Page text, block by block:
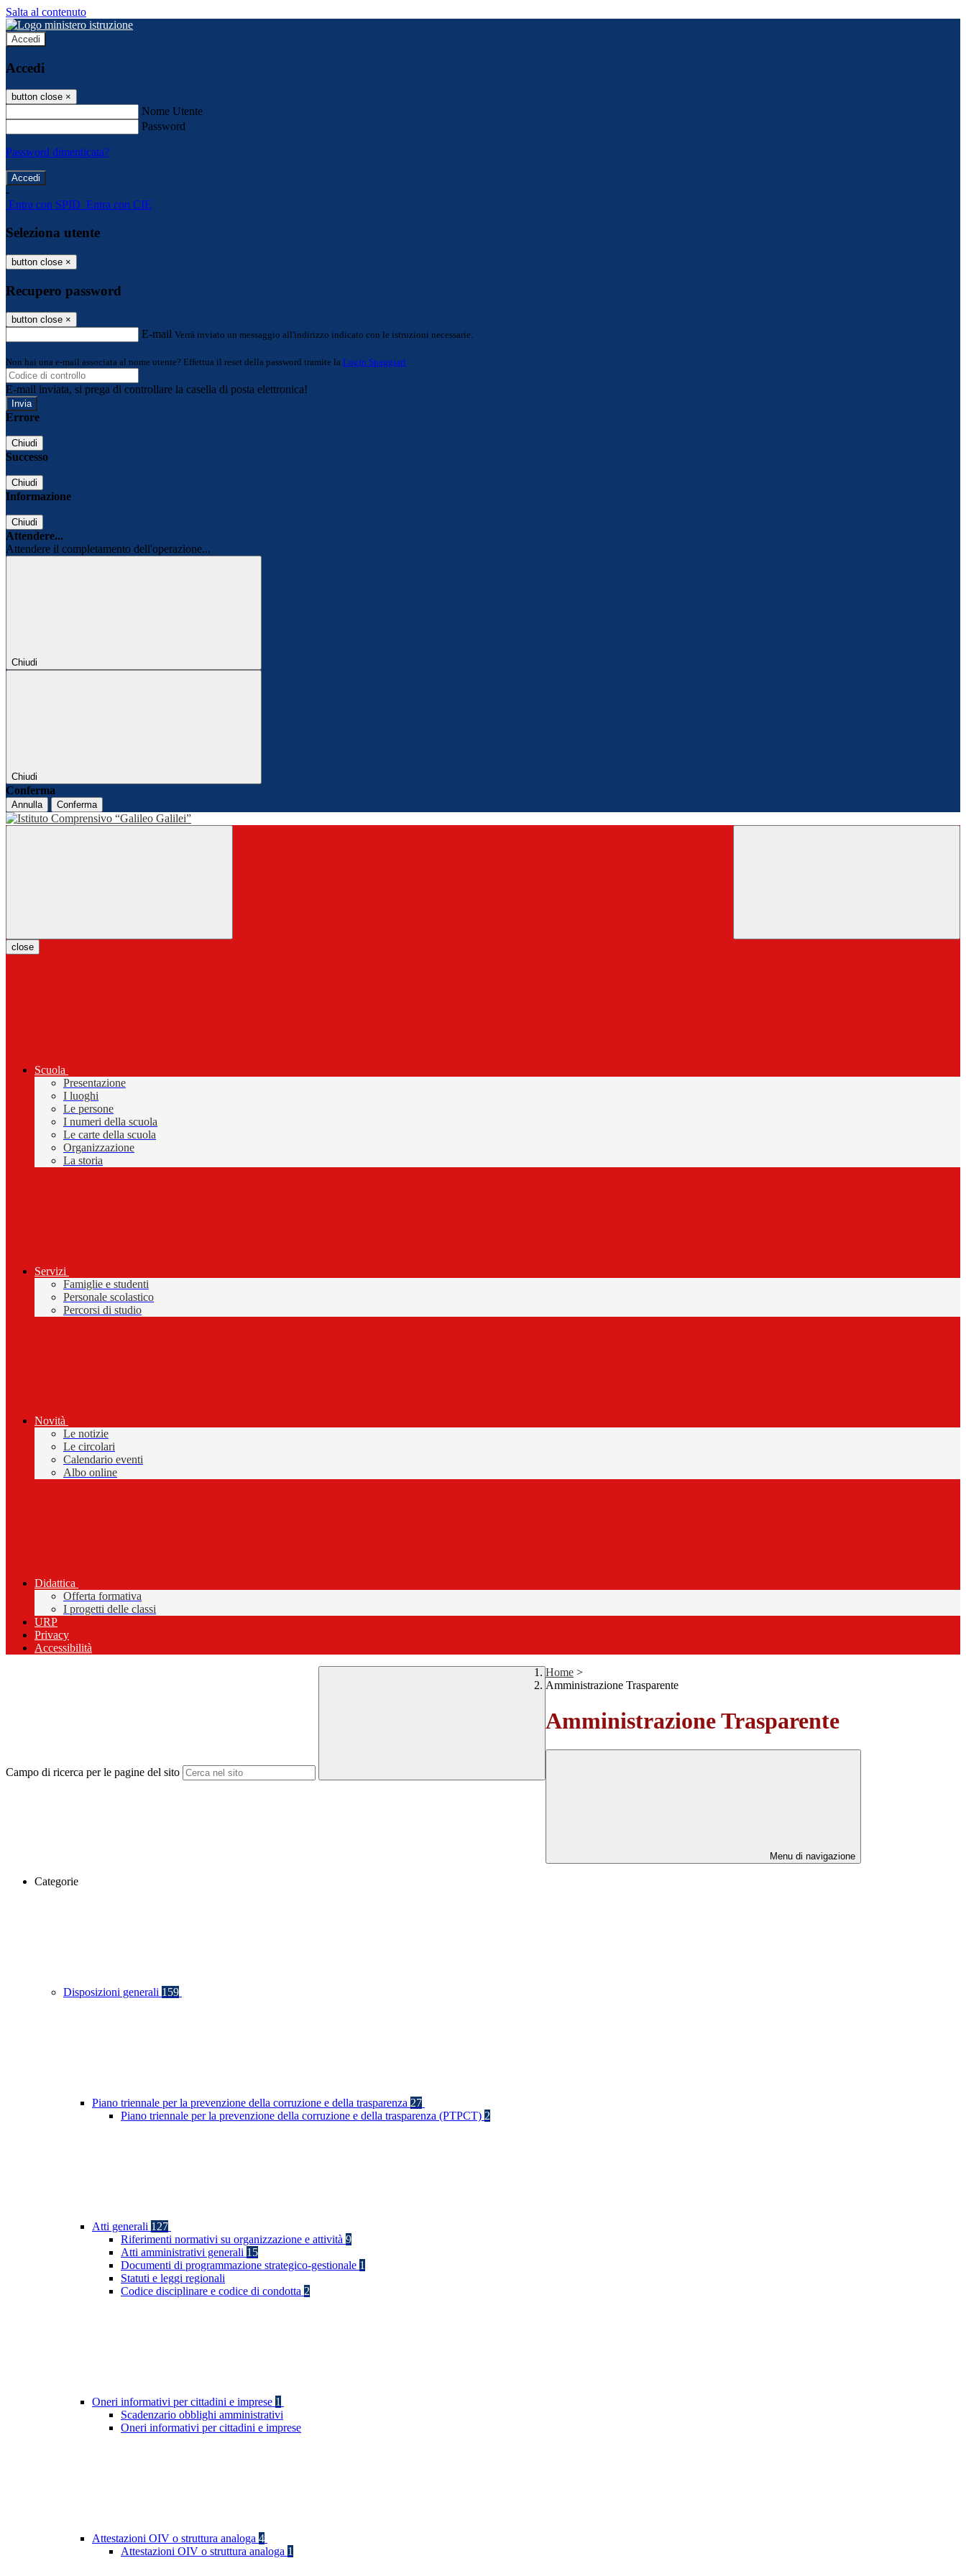
Salta al contenuto
Accedi
Accedi
button close ×
Nome Utente
Password
Password dimenticata?
-
Entra con SPID Entra con CIE
Seleziona utente
button close ×
Recupero password
button close ×
E-mail Verrà inviato un messaggio all'indirizzo indicato con le istruzioni necessarie.
Non hai una e-mail associata al nome utente? Effettua il reset della password tramite la Login Spaggiari
E-mail inviata, si prega di controllare la casella di posta elettronica!
Errore
Chiudi
Successo
Chiudi
Informazione
Chiudi
Attendere...
Attendere il completamento dell'operazione...
Chiudi
Chiudi
Conferma
Annulla Conferma
close
Scuola
Presentazione
I luoghi
Le persone
I numeri della scuola
Le carte della scuola
Organizzazione
La storia
Servizi
Famiglie e studenti
Personale scolastico
Percorsi di studio
Novità
Le notizie
Le circolari
Calendario eventi
Albo online
Didattica
Offerta formativa
I progetti delle classi
URP
Privacy
Accessibilità
Campo di ricerca per le pagine del sito
Home >
Amministrazione Trasparente
Amministrazione Trasparente
Menu di navigazione
Categorie
Disposizioni generali 159
Piano triennale per la prevenzione della corruzione e della trasparenza 27
Piano triennale per la prevenzione della corruzione e della trasparenza (PTPCT) 2
Atti generali 127
Riferimenti normativi su organizzazione e attività 9
Atti amministrativi generali 15
Documenti di programmazione strategico-gestionale 1
Statuti e leggi regionali
Codice disciplinare e codice di condotta 2
Oneri informativi per cittadini e imprese 1
Scadenzario obblighi amministrativi
Oneri informativi per cittadini e imprese
Attestazioni OIV o struttura analoga 4
Attestazioni OIV o struttura analoga 1